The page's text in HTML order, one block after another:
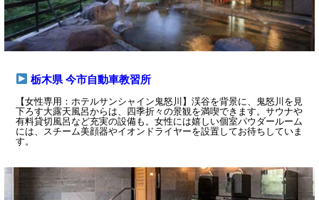
栃木県 今市自動車教習所
【女性専用：ホテルサンシャイン鬼怒川】渓谷を背景に、鬼怒川を見
下ろす大露天風呂からは、四季折々の景観を満喫できます。サウナや
有料貸切風呂など充実の設備も。女性には嬉しい個室パウダールーム
には、スチーム美顔器やイオンドライヤーを設置してお待ちしていま
す。